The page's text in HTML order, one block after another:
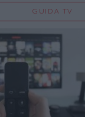
GUIDA TV